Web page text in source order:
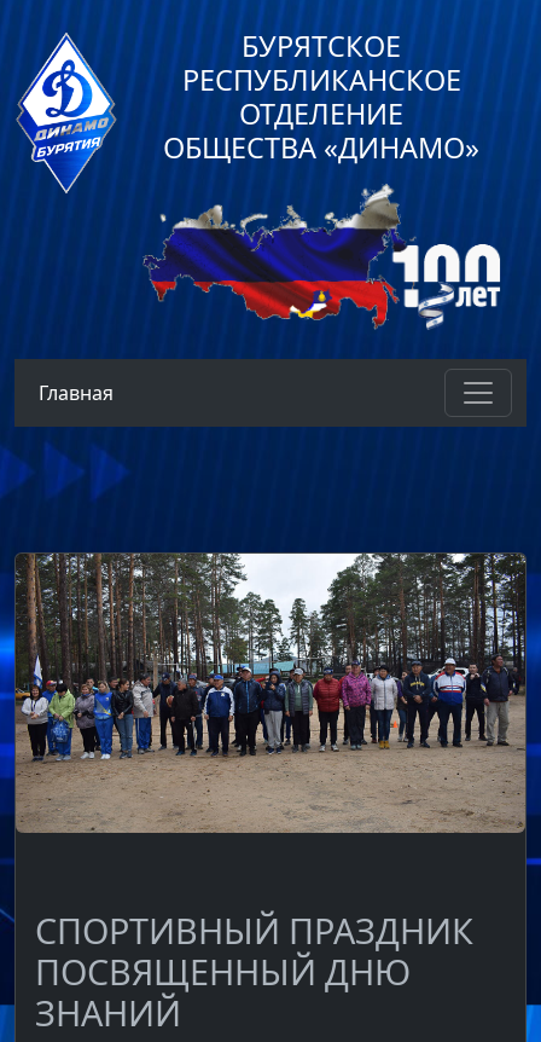
БУРЯТСКОЕ
РЕСПУБЛИКАНСКОЕ
ОТДЕЛЕНИЕ
ОБЩЕСТВА «ДИНАМО»
Главная
СПОРТИВНЫЙ ПРАЗДНИК
ПОСВЯЩЕННЫЙ ДНЮ
ЗНАНИЙ